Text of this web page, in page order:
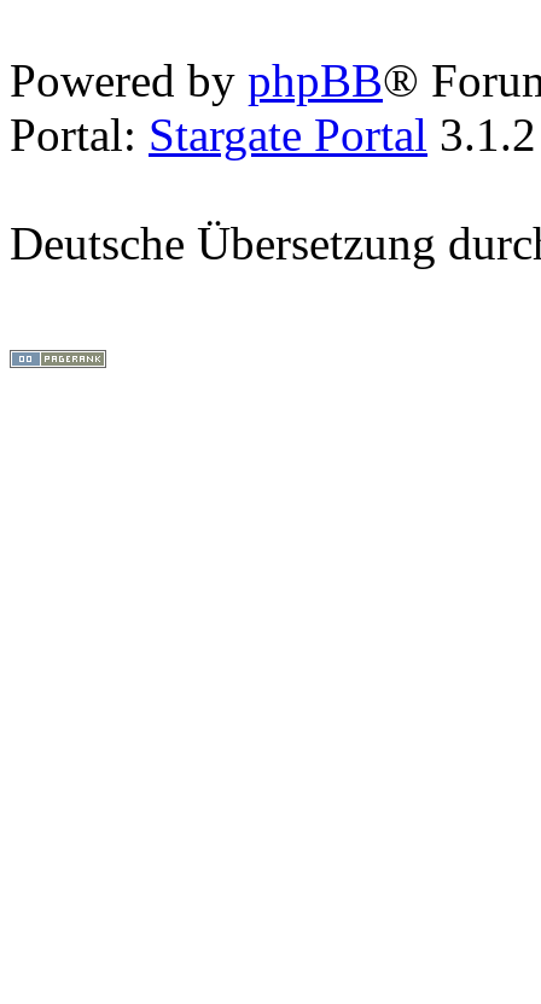
Powered by phpBB®
Portal: Stargate Portal
Deutsche Übersetzung